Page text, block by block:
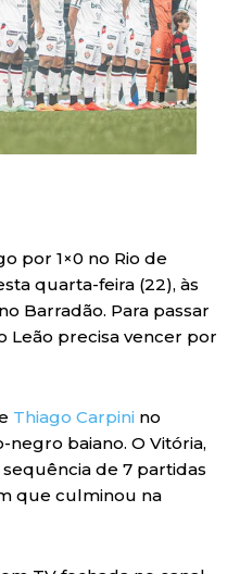
por 1×0 no Rio de
quarta-feira (22), às
Barradão. Para passar
Leão precisa vencer por
Thiago Carpini no
baiano. O Vitória,
de 7 partidas
que culminou na